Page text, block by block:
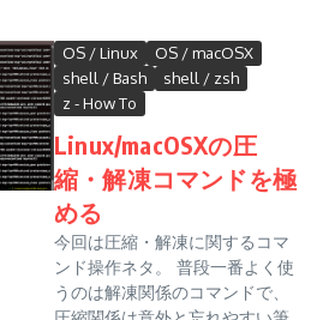
OS / Linux
OS / macOSX
shell / Bash
shell / zsh
z - How To
Linux/macOSXの圧
縮・解凍コマンドを極
める
今回は圧縮・解凍に関するコマ
ンド操作ネタ。 普段一番よく使
うのは解凍関係のコマンドで、